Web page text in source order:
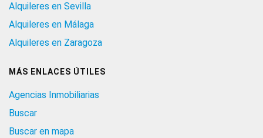
Alquileres en Sevilla
Alquileres en Málaga
Alquileres en Zaragoza
MÁS ENLACES ÚTILES
Agencias Inmobiliarias
Buscar
Buscar en mapa